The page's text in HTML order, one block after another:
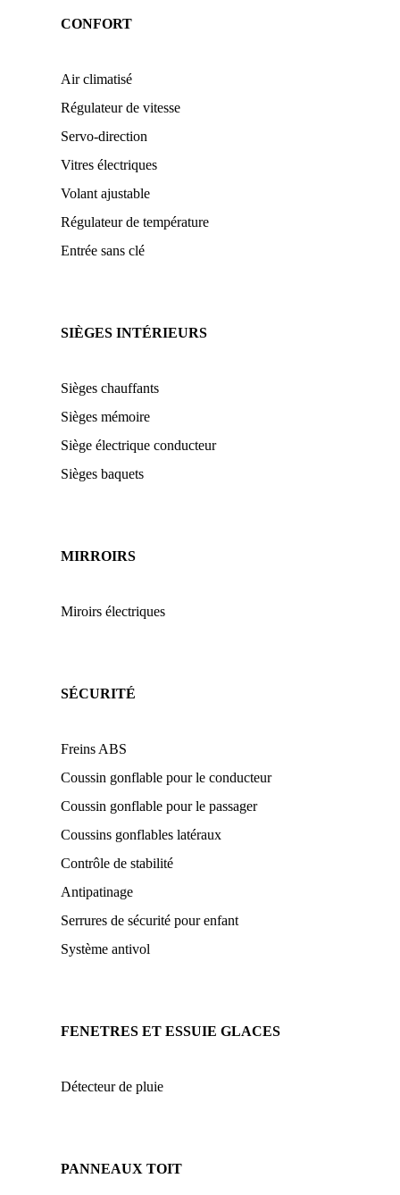
CONFORT
Air climatisé
Régulateur de vitesse
Servo-direction
Vitres électriques
Volant ajustable
Régulateur de température
Entrée sans clé
SIÈGES INTÉRIEURS
Sièges chauffants
Sièges mémoire
Siège électrique conducteur
Sièges baquets
MIRROIRS
Miroirs électriques
SÉCURITÉ
Freins ABS
Coussin gonflable pour le conducteur
Coussin gonflable pour le passager
Coussins gonflables latéraux
Contrôle de stabilité
Antipatinage
Serrures de sécurité pour enfant
Système antivol
FENETRES ET ESSUIE GLACES
Détecteur de pluie
PANNEAUX TOIT